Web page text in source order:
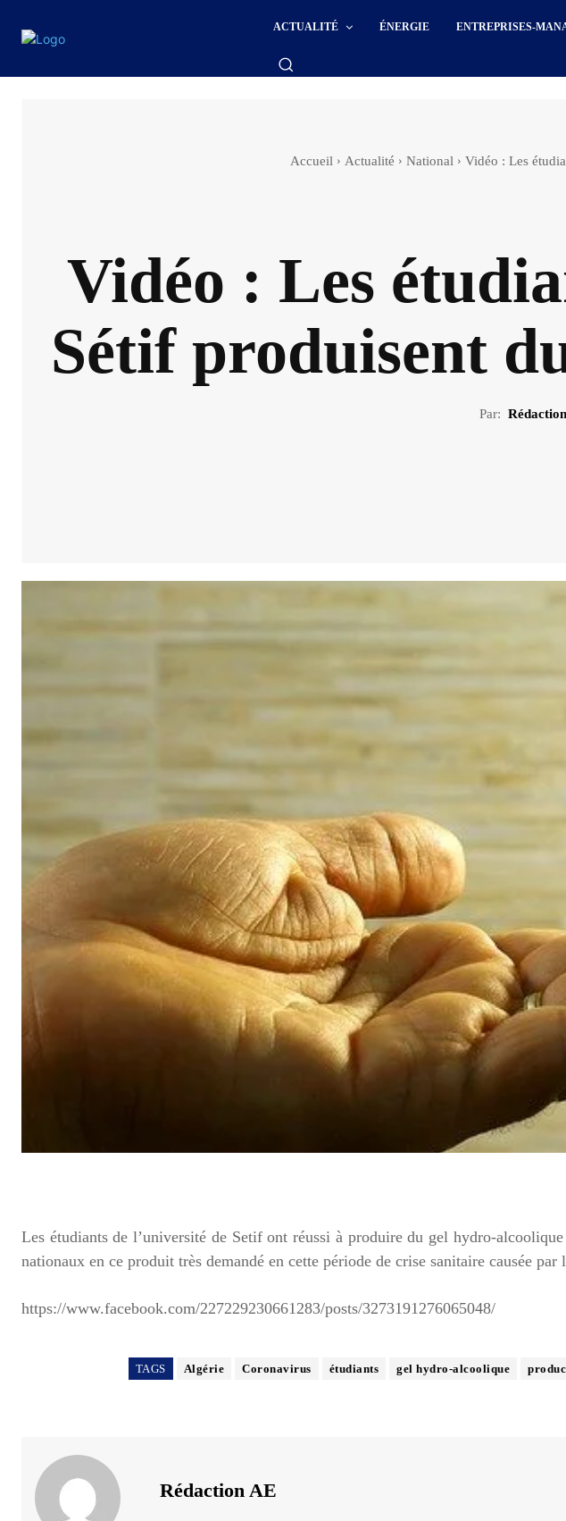
ACTUALITÉ ÉNERGIE ENTREPRISES-
Accueil Actualité National Vidéo : Les
Vidéo : Les
Sétif produisent
Par:
Les étudiants de l’université de Setif ont réussi à produire du gel hydro-
nationaux en ce produit très demandé en cette période de crise sanitaire causée
https://www.facebook.com/227229230661283/posts/3273191276065048/
TAGS Algérie Coronavirus étudiants gel hydro-alcoolique
Rédaction AE